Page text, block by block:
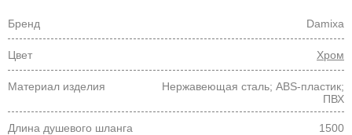
Бренд Damixa
Цвет Хром
Материал изделия
Нержавеющая сталь; ABS-пластик;
ПВХ
Длина душевого шланга 1500